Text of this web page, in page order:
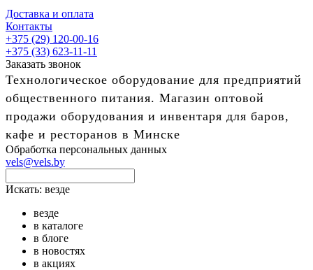
Доставка и оплата
Контакты
+375 (29) 120-00-16
+375 (33) 623-11-11
Заказать звонок
Технологическое оборудование для предприятий
общественного питания. Магазин оптовой
продажи оборудования и инвентаря для баров,
кафе и ресторанов в Минске
Обработка персональных данных
vels@vels.by
Искать: везде
везде
в каталоге
в блоге
в новостях
в акциях